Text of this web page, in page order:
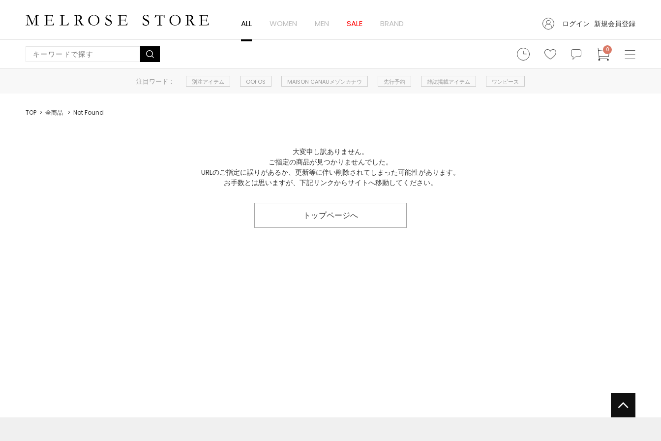
ALL WOMEN MEN SALE BRAND ログイン 新規会員登録
0
注目ワード： 別注アイテム OOFOS MAISON CANAUメゾンカナウ 先行予約 雑誌掲載アイテム ワンピース
TOP 全商品 Not Found
大変申し訳ありません。
ご指定の商品が見つかりませんでした。
URLのご指定に誤りがあるか、更新等に伴い削除されてしまった可能性があります。
お手数とは思いますが、下記リンクからサイトへ移動してください。
トップページへ